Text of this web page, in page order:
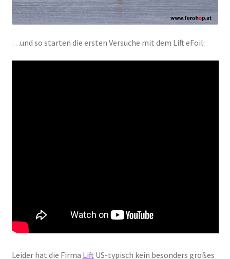
…und so starten die ersten Versuche mit dem Lift eFoil:
Leider hat die Firma Lift US-typisch kein besonders großes